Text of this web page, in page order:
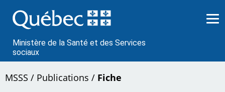
au
contenu
Ministère de la Santé et des Services
sociaux
MSSS / Publications / Fiche